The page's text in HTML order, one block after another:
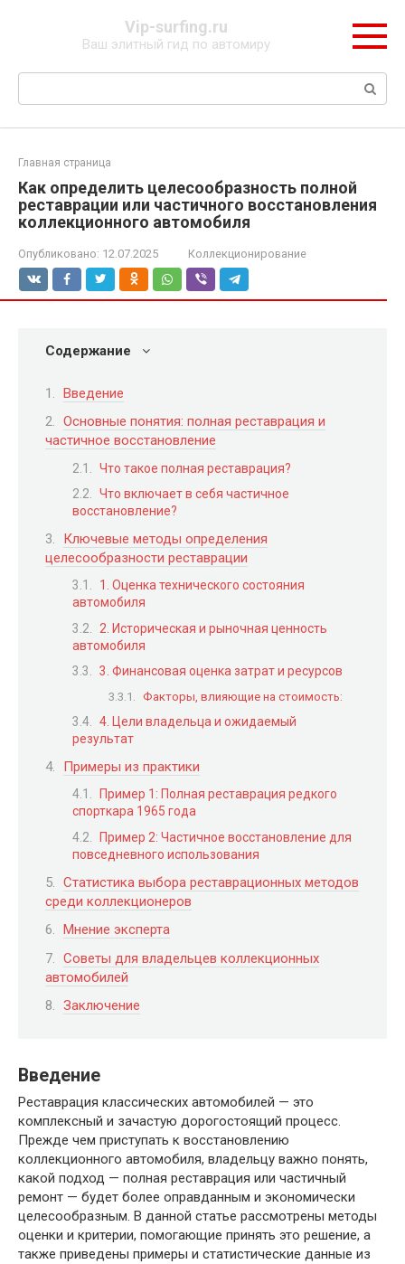
Vip-surfing.ru
Ваш элитный гид по автомиру
Поиск:
Главная страница
Как определить целесообразность полной
реставрации или частичного восстановления
коллекционного автомобиля
Опубликовано: 12.07.2025 Коллекционирование
Содержание
Введение
Основные понятия: полная реставрация и
частичное восстановление
Что такое полная реставрация?
Что включает в себя частичное
восстановление?
Ключевые методы определения
целесообразности реставрации
1. Оценка технического состояния
автомобиля
2. Историческая и рыночная ценность
автомобиля
3. Финансовая оценка затрат и ресурсов
Факторы, влияющие на стоимость:
4. Цели владельца и ожидаемый
результат
Примеры из практики
Пример 1: Полная реставрация редкого
спорткара 1965 года
Пример 2: Частичное восстановление для
повседневного использования
Статистика выбора реставрационных методов
среди коллекционеров
Мнение эксперта
Советы для владельцев коллекционных
автомобилей
Заключение
Введение
Реставрация классических автомобилей — это
комплексный и зачастую дорогостоящий процесс.
Прежде чем приступать к восстановлению
коллекционного автомобиля, владельцу важно понять,
какой подход — полная реставрация или частичный
ремонт — будет более оправданным и экономически
целесообразным. В данной статье рассмотрены методы
оценки и критерии, помогающие принять это решение, а
также приведены примеры и статистические данные из